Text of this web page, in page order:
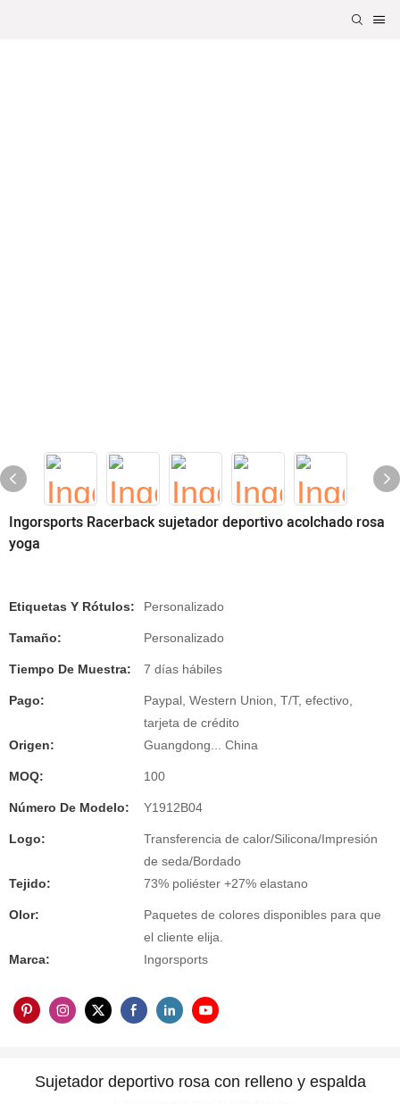
Ingorsports Racerback sujetador deportivo acolchado rosa
yoga
Etiquetas Y Rótulos: Personalizado
Tamaño: Personalizado
Tiempo De Muestra: 7 días hábiles
Pago:
Paypal, Western Union, T/T, efectivo,
tarjeta de crédito
Origen:
Guangdong... China
MOQ: 100
Número De Modelo: Y1912B04
Logo:
Transferencia de calor/Silicona/Impresión
de seda/Bordado
Tejido:
73% poliéster +27% elastano
Olor:
Paquetes de colores disponibles para que
el cliente elija.
Marca:
Ingorsports
Sujetador deportivo rosa con relleno y espalda